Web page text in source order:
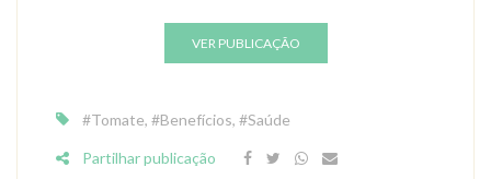
VER PUBLICAÇÃO
#tomate, #benefícios, #saúde
Partilhar publicação